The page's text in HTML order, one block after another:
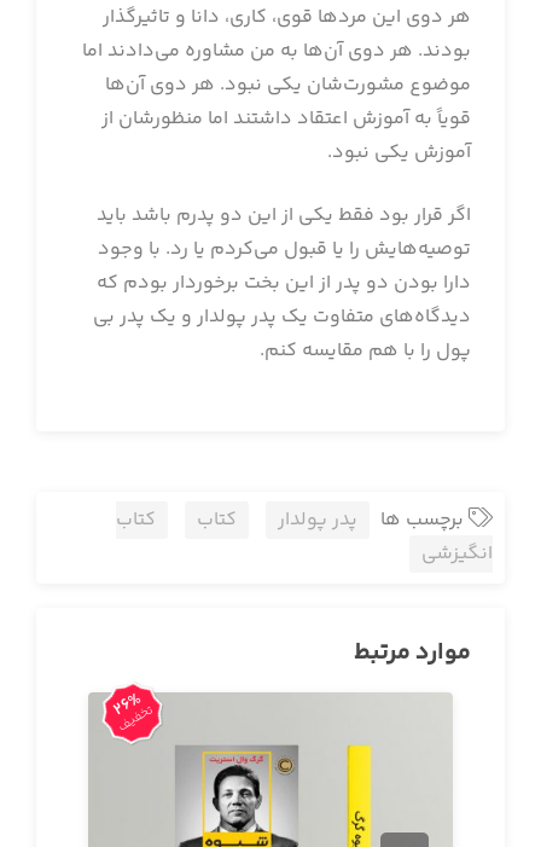
هر دوی این مردها قوی، کاری، دانا و تاثیرگذار
بودند. هر دوی آن‌ها به من مشاوره می‌دادند اما
موضوع مشورت‌شان یکی نبود. هر دوی آن‌ها
قویاً به آموزش اعتقاد داشتند اما منظورشان از
آموزش یکی نبود.
اگر قرار بود فقط یکی از این دو پدرم باشد باید
توصیه‌هایش را یا قبول می‌کردم یا رد. با وجود
دارا بودن دو پدر از این بخت برخوردار بودم که
دیدگاه‌های متفاوت یک پدر پولدار و یک پدر بی
پول را با هم مقایسه کنم.
برچسب ها پدر پولدار کتاب
کتاب
انگیزشی
موارد مرتبط
26%
تخفیف